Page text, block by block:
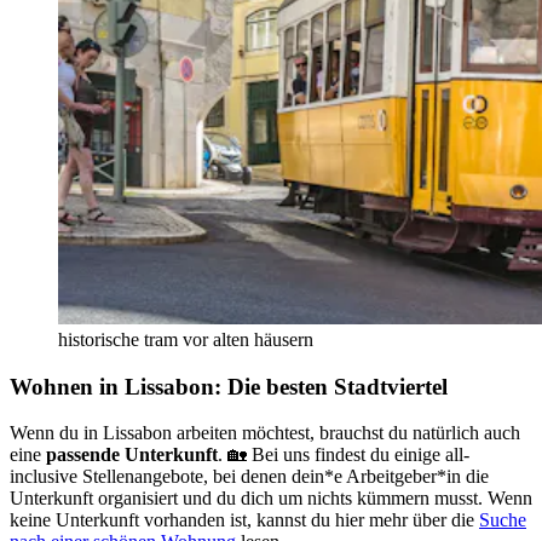
historische tram vor alten häusern
Wohnen in Lissabon: Die besten Stadtviertel
Wenn du in Lissabon arbeiten möchtest, brauchst du natürlich auch
eine passende Unterkunft. 🏡 Bei uns findest du einige all-
inclusive Stellenangebote, bei denen dein*e Arbeitgeber*in die
Unterkunft organisiert und du dich um nichts kümmern musst. Wenn
keine Unterkunft vorhanden ist, kannst du hier mehr über die Suche